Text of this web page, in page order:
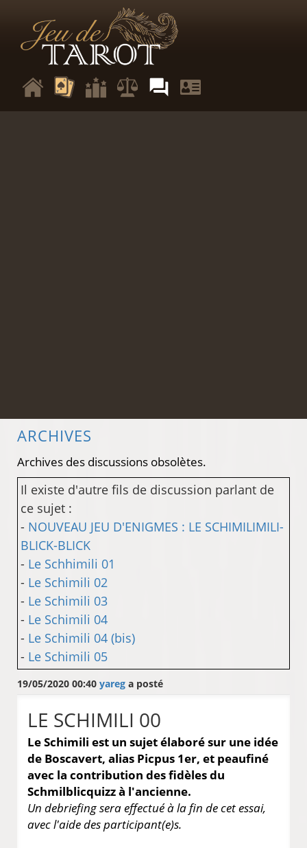
ARCHIVES
Archives des discussions obsolètes.
Il existe d'autre fils de discussion parlant de
ce sujet :
- NOUVEAU JEU D'ENIGMES : LE SCHIMILIMILI-
BLICK-BLICK
- Le Schhimili 01
- Le Schimili 02
- Le Schimili 03
- Le Schimili 04
- Le Schimili 04 (bis)
- Le Schimili 05
19/05/2020 00:40 yareg a posté
LE SCHIMILI 00
Le Schimili est un sujet élaboré sur une idée
de Boscavert, alias Picpus 1er, et peaufiné
avec la contribution des fidèles du
Schmilblicquizz à l'ancienne.
Un debriefing sera effectué à la fin de cet essai,
avec l'aide des participant(e)s.